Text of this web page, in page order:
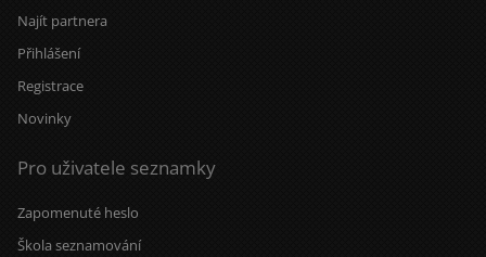
Najít partnera
Přihlášení
Registrace
Novinky
Pro uživatele seznamky
Zapomenuté heslo
Škola seznamování